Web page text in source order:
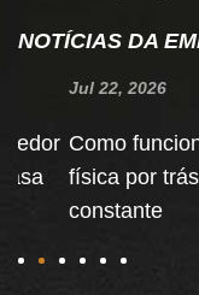
NOTÍCIAS DA
Jul 22, 2026
Como funcionam
física por trás dos
constante